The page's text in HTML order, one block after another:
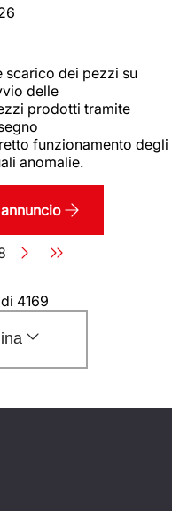
scarico dei pezzi su
delle
prodotti tramite
funzionamento degli
anomalie.
4169